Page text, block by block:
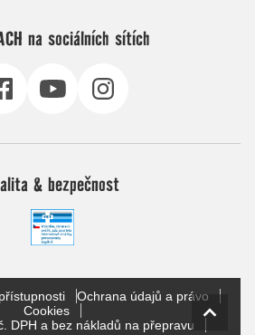
na sociálních sítích
& bezpečnost
Ochrana údajů a právo
Cookies
DPH a bez nákladů na přepravu